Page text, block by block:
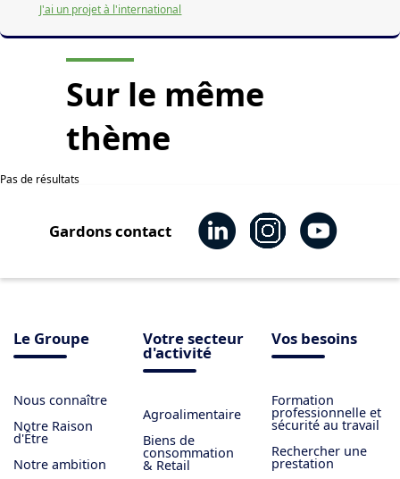
J'ai un projet à l'international
Sur le même
thème
Pas de résultats
Gardons contact
Le Groupe
Nous connaître
Notre Raison
d'Être
Notre ambition
Votre secteur
d'activité
Agroalimentaire
Biens de
consommation
& Retail
Vos besoins
Formation
professionnelle et
sécurité au travail
Rechercher une
prestation